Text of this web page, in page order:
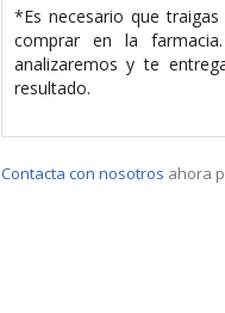
*Es necesario que
comprar en la
analizaremos y te
resultado.
Contacta con nosotros ahora